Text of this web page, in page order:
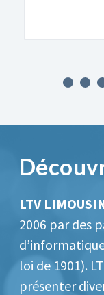
LTV
2006 par des
loi de 1901).
présenter